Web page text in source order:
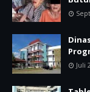
Juli